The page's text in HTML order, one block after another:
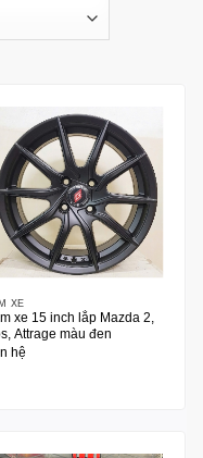
XE
xe 15 inch lắp Mazda 2,
Attrage màu đen
hệ